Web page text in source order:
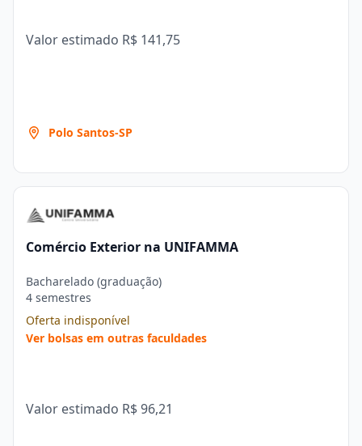
Valor estimado R$ 141,75
Polo Santos-SP
Comércio Exterior na UNIFAMMA
Bacharelado (graduação)
4 semestres
Oferta indisponível
Ver bolsas em outras faculdades
Valor estimado R$ 96,21